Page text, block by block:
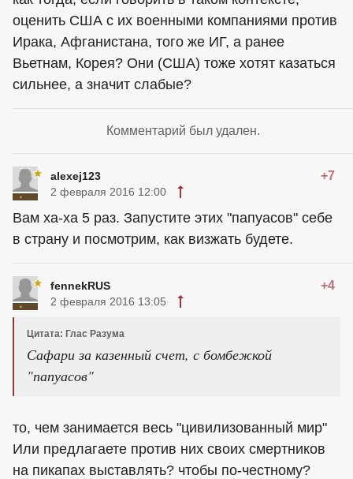
оценить США с их военными компаниями против
Ирака, Афганистана, того же ИГ, а ранее
Вьетнам, Корея? Они (США) тоже хотят казаться
сильнее, а значит слабые?
Комментарий был удален.
alexej123 +7
2 февраля 2016 12:00
Вам ха-ха 5 раз. Запустите этих "папуасов" себе
в страну и посмотрим, как визжать будете.
fennekRUS +4
2 февраля 2016 13:05
Цитата: Глас Разума
Сафари за казенный счет, с бомбежкой
"папуасов"
то, чем занимается весь "цивилизованный мир"
Или предлагаете против них своих смертников
на пикапах выставлять? чтобы по-честному?